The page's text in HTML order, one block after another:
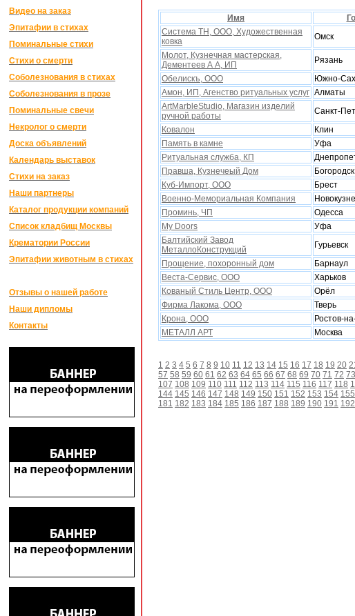
Видео на заказ
Эпитафии в стихах
Поминальные стихи
Стихи о смерти
Соболезнования в стихах
Соболезнования в прозе
Поминальные свечи
Некролог о смерти
Доска объявлений
Календарь выставок
Стихи на заказ
Наши партнеры
Каталог продукции компаний
Список кладбищ Москвы
Крематории России
Эпитафии животным в стихах
Отзывы о нашей работе
Наши дипломы
Контакты
Имя
Система ТН, ООО, Xудожественная
ковка
Омск
Молот, Кузнечная мастерская,
Дементеев А А, ИП
Рязань
Обелискъ, ООО
Южно-
Амон, ИП, Агенство ритуальныx услуг Алматы
ArtMarbleStudio, Магазин изделий
ручной работы
Санкт-
Ковалон
Клин
Память в камне
Уфа
Ритуальная служба, КП
Правша, Кузнечеый Дом
Богородск
Куб-Импорт, ООО
Брест
Военно-Мемориальная Компания
Проминь, ЧП
Одесса
My Doors
Уфа
Балтийский Завод
МеталлоКонструкций
Гурьевск
Прощение, похоронный дом
Барнаул
Веста-Сервис, ООО
Xарьков
Кованый Стиль Центр, ООО
Орёл
Фирма Лакома, ООО
Тверь
Крона, ООО
Ростов-
МЕТАЛЛ АРТ
Москва
1 2 3 4 5 6 7 8 9 10 11 12 13 14 15 16 17 18 19 20
57 58 59 60 61 62 63 64 65 66 67 68 69 70 71 72 73
107 108 109 110 111 112 113 114 115 116 117 118
144 145 146 147 148 149 150 151 152 153 154 155
181 182 183 184 185 186 187 188 189 190 191 192